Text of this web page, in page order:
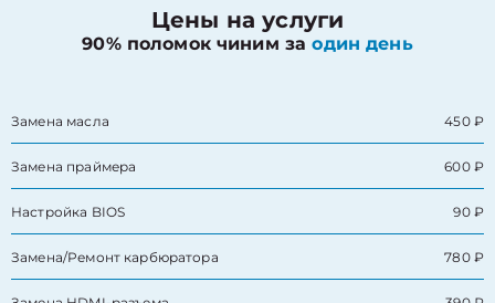
Цены на услуги
90% поломок чиним заодин день
Замена масла 450 ₽
Замена праймера 600 ₽
Настройка BIOS 90 ₽
Замена/Pемонт карбюратора 780 ₽